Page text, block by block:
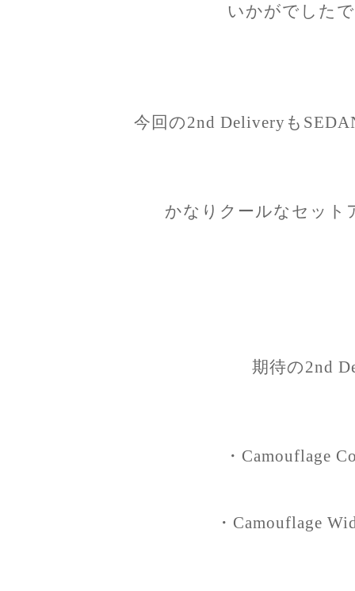
いかがでした
今回の2nd Deliveryも
かなりクールなセット
期待の2nd
・Camouflage
・Camouflage